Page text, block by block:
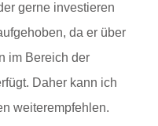
gerne investieren
da er über
im Bereich der
Daher kann ich
weiterempfehlen.